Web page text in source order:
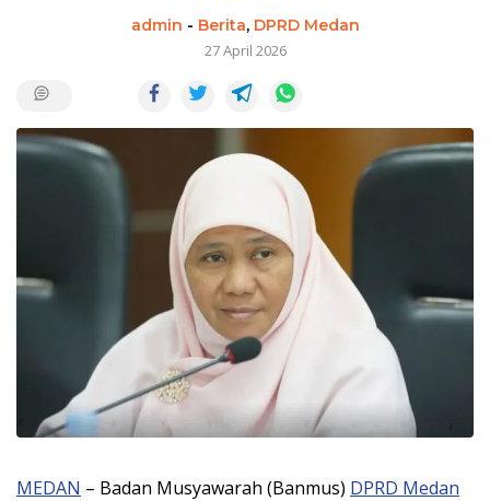
admin - Berita, DPRD Medan
27 April 2026
MEDAN – Badan Musyawarah (Banmus) DPRD Medan